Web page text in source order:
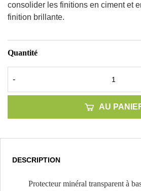
consolider les finitions en ciment et
finition brillante.
Quantité
-
AU
DESCRIPTION
Protecteur minéral transparent à